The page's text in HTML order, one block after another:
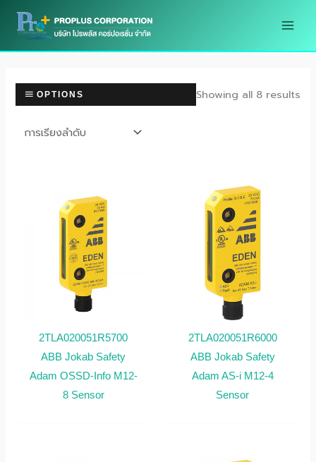
Skip
OPTIONS Showing all 8 results
2TLA020051R5700
ABB Jokab Safety
Adam OSSD-Info M12-
8 Sensor
2TLA020051R6000
ABB Jokab Safety
Adam AS-i M12-4
Sensor